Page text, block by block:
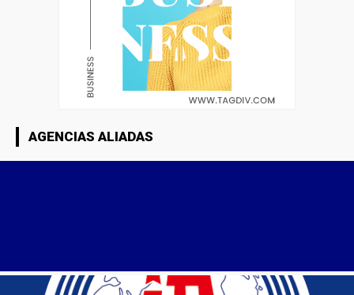
AGENCIAS ALIADAS